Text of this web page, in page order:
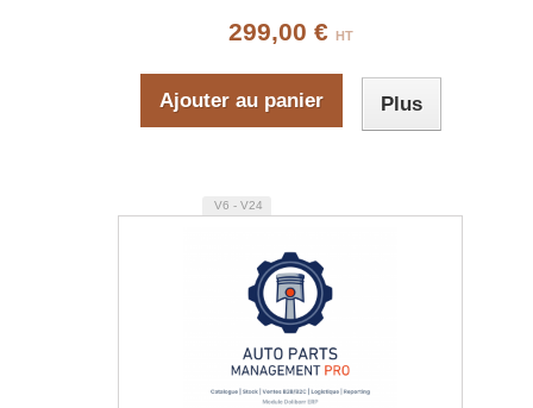
299,00 € HT
Ajouter au panier Plus
V6 - V24